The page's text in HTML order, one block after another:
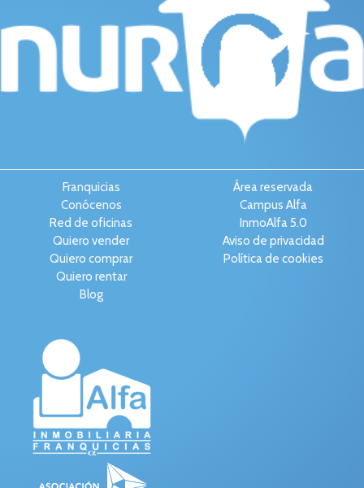
Franquicias
Conócenos
Red de oficinas
Quiero vender
Quiero comprar
Quiero rentar
Blog
Área reservada
Campus Alfa
InmoAlfa 5.0
Aviso de privacidad
Política de cookies